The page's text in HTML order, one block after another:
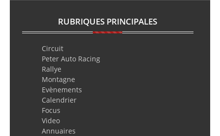
RUBRIQUES PRINCIPALES
Circuit
Peter Auto Racing
Rallye
Montagne
Evènements
Calendrier
Focus
Video
Annuaires